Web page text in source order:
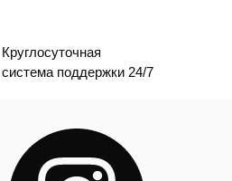
Круглосуточная
система поддержки 24/7